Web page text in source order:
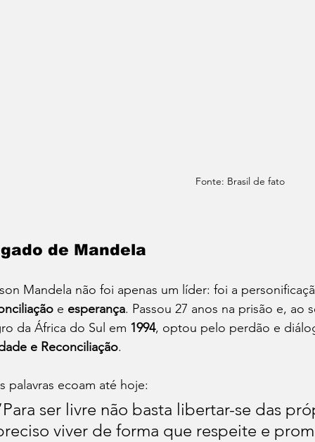
Fonte: Brasil de fato
de Mandela
Mandela não foi apenas um líder: foi a
e esperança. Passou 27 anos na prisão e,
da África do Sul em 1994, optou pelo perdão e
e Reconciliação.
palavras ecoam até hoje:
ser livre não basta libertar-se das
viver de forma que respeite e